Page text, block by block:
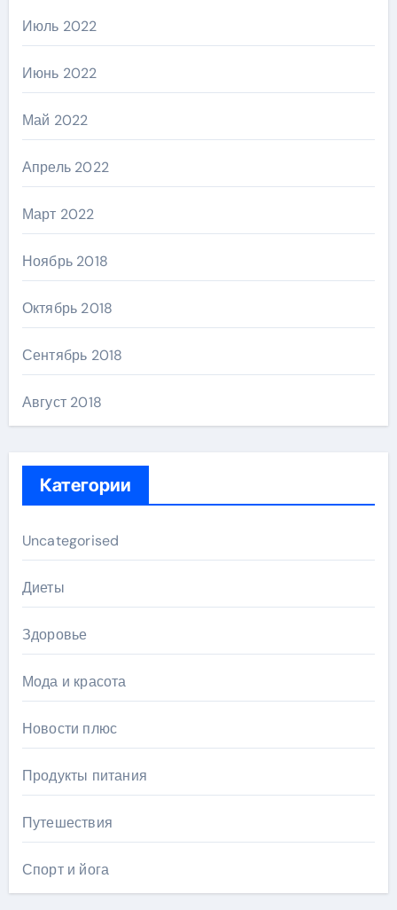
Июль 2022
Июнь 2022
Май 2022
Апрель 2022
Март 2022
Ноябрь 2018
Октябрь 2018
Сентябрь 2018
Август 2018
Категории
Uncategorised
Диеты
Здоровье
Мода и красота
Новости плюс
Продукты питания
Путешествия
Спорт и йога